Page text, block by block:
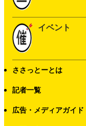
イベント
ささっとーとは
記者一覧
広告・メディアガイド